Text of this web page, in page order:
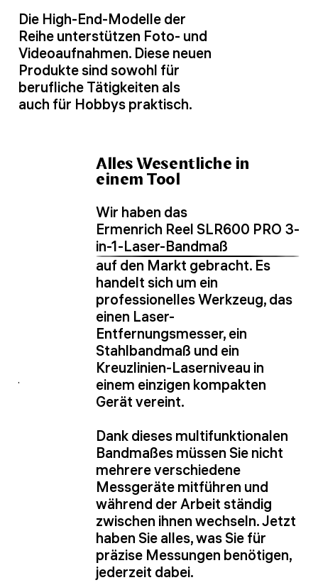
Die High-End-Modelle der
Reihe unterstützen Foto- und
Videoaufnahmen. Diese neuen
Produkte sind sowohl für
berufliche Tätigkeiten als
auch für Hobbys praktisch.
Alles Wesentliche in
einem Tool
Wir haben das
Ermenrich Reel SLR600 PRO 3-
in-1-Laser-Bandmaß
auf den Markt gebracht. Es
handelt sich um ein
professionelles Werkzeug, das
einen Laser-
Entfernungsmesser, ein
Stahlbandmaß und ein
Kreuzlinien-Laserniveau in
einem einzigen kompakten
Gerät vereint.
Dank dieses multifunktionalen
Bandmaßes müssen Sie nicht
mehrere verschiedene
Messgeräte mitführen und
während der Arbeit ständig
zwischen ihnen wechseln. Jetzt
haben Sie alles, was Sie für
präzise Messungen benötigen,
jederzeit dabei.